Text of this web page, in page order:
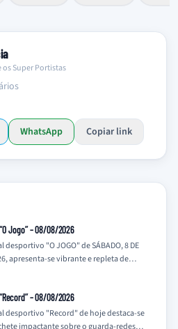
os Super Portistas
WhatsApp Copiar link
Jogo” – 08/08/2026
desportivo "O JOGO" de SÁBADO, 8 DE
apresenta-se vibrante e repleta de
– 08/08/2026
desportivo "Record" de hoje destaca-se
impactante sobre o guarda-redes